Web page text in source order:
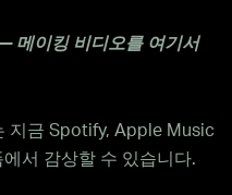
메이킹 비디오를 여기서
지금 Spotify, Apple Music
서 감상할 수 있습니다.